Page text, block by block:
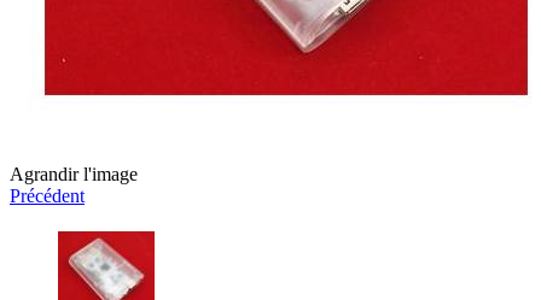
Agrandir l'image
Précédent